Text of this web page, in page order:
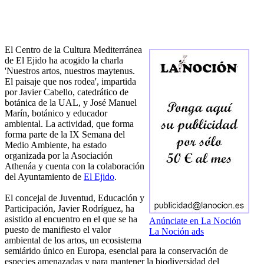
Anúnciate en La Noción
La Noción ads
El Centro de la Cultura Mediterránea
de El Ejido ha acogido la charla
'Nuestros artos, nuestros maytenus.
El paisaje que nos rodea', impartida
por Javier Cabello, catedrático de
botánica de la UAL, y José Manuel
Marín, botánico y educador
ambiental. La actividad, que forma
forma parte de la IX Semana del
Medio Ambiente, ha estado
organizada por la Asociación
Athenáa y cuenta con la colaboración
del Ayuntamiento de El Ejido.
El concejal de Juventud, Educación y
Participación, Javier Rodríguez, ha
asistido al encuentro en el que se ha
puesto de manifiesto el valor
ambiental de los artos, un ecosistema
semiárido único en Europa, esencial para la conservación de
especies amenazadas y para mantener la biodiversidad del